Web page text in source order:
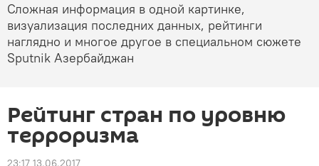
Сложная информация в одной картинке,
визуализация последних данных, рейтинги
наглядно и многое другое в специальном сюжете
Sputnik Азербайджан
Рейтинг стран по уровню
терроризма
23:17 13.06.2017